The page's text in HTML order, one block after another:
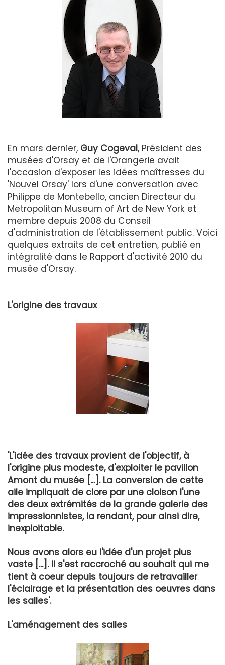
En mars dernier, Guy Cogeval, Président des
musées d'Orsay et de l'Orangerie avait
l'occasion d'exposer les idées maîtresses du
'Nouvel Orsay' lors d'une conversation avec
Philippe de Montebello, ancien Directeur du
Metropolitan Museum of Art de New York et
membre depuis 2008 du Conseil
d'administration de l'établissement public. Voici
quelques extraits de cet entretien, publié en
intégralité dans le Rapport d'activité 2010 du
musée d'Orsay.
L'origine des travaux
'L'idée des travaux provient de l'objectif, à
l'origine plus modeste, d'exploiter le pavillon
Amont du musée [...]. La conversion de cette
aile impliquait de clore par une cloison l'une
des deux extrémités de la grande galerie des
impressionnistes, la rendant, pour ainsi dire,
inexploitable.
Nous avons alors eu l'idée d'un projet plus
vaste [...]. Il s'est raccroché au souhait qui me
tient à coeur depuis toujours de retravailler
l'éclairage et la présentation des oeuvres dans
les salles'.
L'aménagement des salles